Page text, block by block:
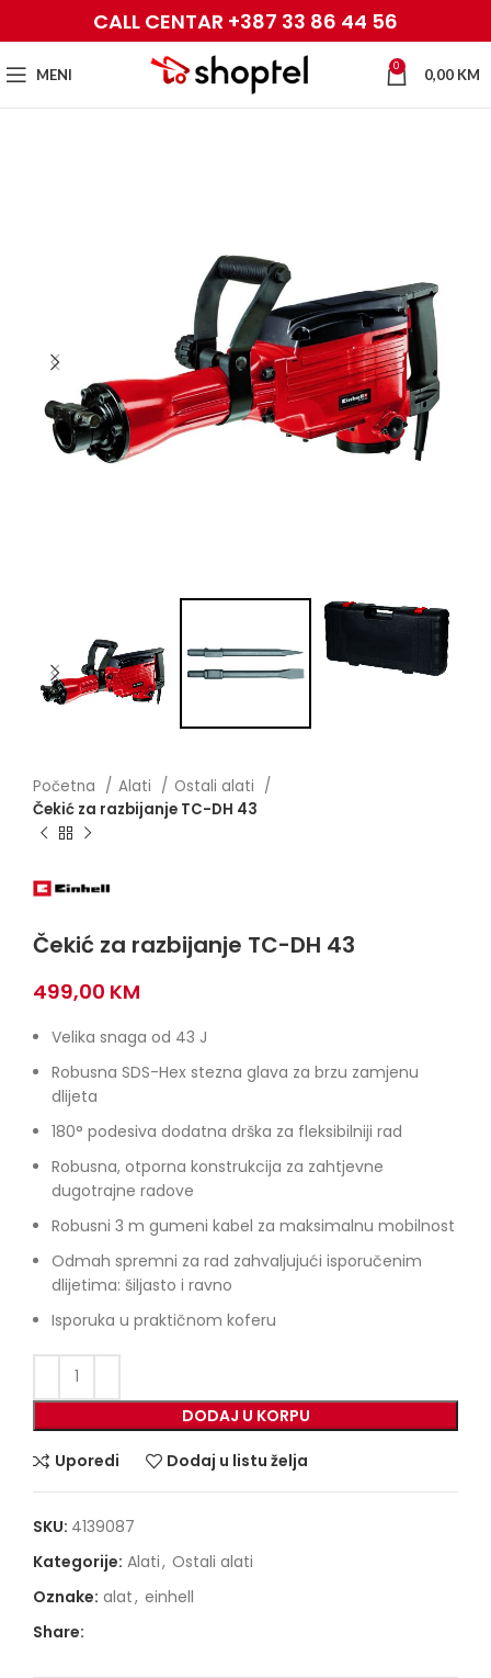
CALL CENTAR +387 33 86 44 56
MENI 0 0,00 KM
Početna Alati
Ostali alati
Čekić za razbijanje TC-DH 43
Čekić za razbijanje TC-DH 43
499,00 KM
Velika snaga od 43 J
Robusna SDS-Hex stezna glava za brzu zamjenu
dlijeta
180° podesiva dodatna drška za fleksibilniji rad
Robusna, otporna konstrukcija za zahtjevne
dugotrajne radove
Robusni 3 m gumeni kabel za maksimalnu mobilnost
Odmah spremni za rad zahvaljujući isporučenim
dlijetima: šiljasto i ravno
Isporuka u praktičnom koferu
DODAJ U KORPU
Uporedi Dodaj u listu želja
SKU: 4139087
Kategorije: Alati, Ostali alati
Oznake: alat, einhell
Share: